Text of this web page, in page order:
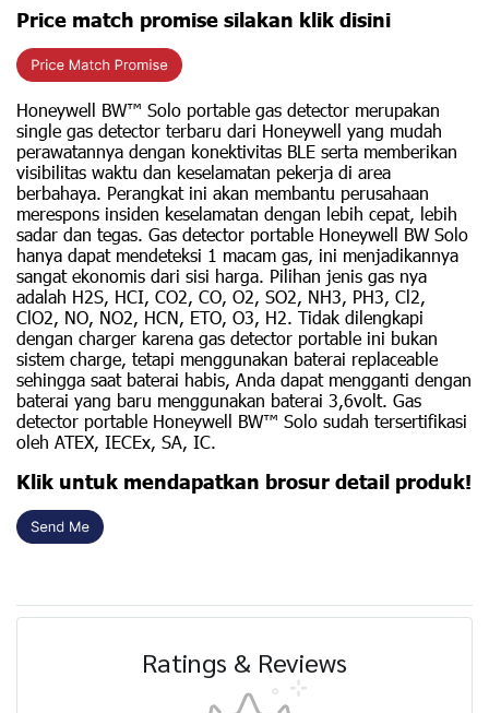
Price match promise silakan klik disini
Honeywell BW™ Solo portable gas detector merupakan
single gas detector terbaru dari Honeywell yang mudah
perawatannya dengan konektivitas BLE serta memberikan
visibilitas waktu dan keselamatan pekerja di area
berbahaya. Perangkat ini akan membantu perusahaan
merespons insiden keselamatan dengan lebih cepat, lebih
sadar dan tegas. Gas detector portable Honeywell BW Solo
hanya dapat mendeteksi 1 macam gas, ini menjadikannya
sangat ekonomis dari sisi harga. Pilihan jenis gas nya
adalah H2S, HCI, CO2, CO, O2, SO2, NH3, PH3, Cl2,
ClO2, NO, NO2, HCN, ETO, O3, H2. Tidak dilengkapi
dengan charger karena gas detector portable ini bukan
sistem charge, tetapi menggunakan baterai replaceable
sehingga saat baterai habis, Anda dapat mengganti dengan
baterai yang baru menggunakan baterai 3,6volt. Gas
detector portable Honeywell BW™ Solo sudah tersertifikasi
oleh ATEX, IECEx, SA, IC.
Klik untuk mendapatkan brosur detail produk!
Ratings & Reviews